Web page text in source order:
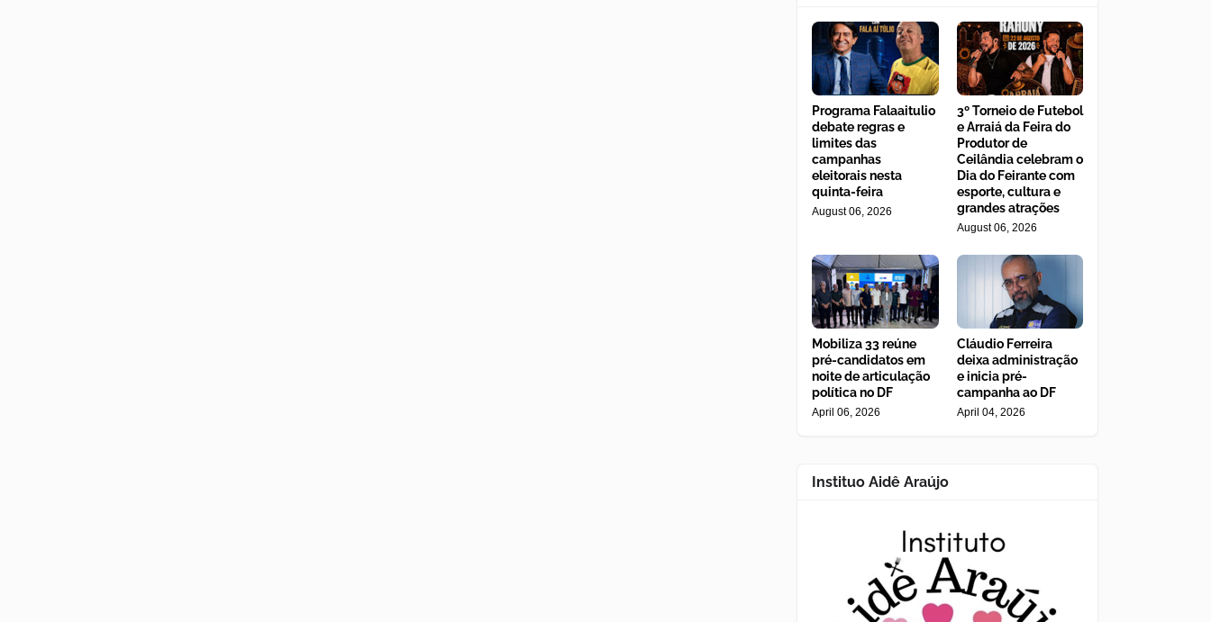
Programa Falaaitulio
debate regras e
limites das
campanhas
eleitorais nesta
quinta-feira
August 06, 2026
3º Torneio de Futebol
e Arraiá da Feira do
Produtor de
Ceilândia celebram o
Dia do Feirante com
esporte, cultura e
grandes atrações
August 06, 2026
Mobiliza 33 reúne
pré-candidatos em
noite de articulação
política no DF
April 06, 2026
Cláudio Ferreira
deixa administração
e inicia pré-
campanha ao DF
April 04, 2026
Instituo Aidê Araújo